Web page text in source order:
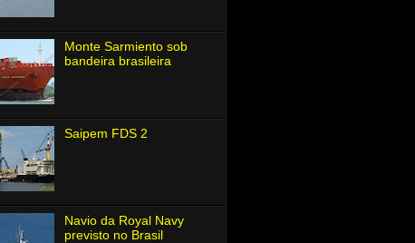
Monte Sarmiento sob
bandeira brasileira
Saipem FDS 2
Navio da Royal Navy
previsto no Brasil